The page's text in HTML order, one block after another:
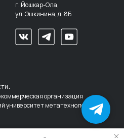
Всё о вузе
в чат-боте
г. Йошкар-Ола,
ул. Эшкинина, д. 8Б
.
организация
университет метатехнологий».